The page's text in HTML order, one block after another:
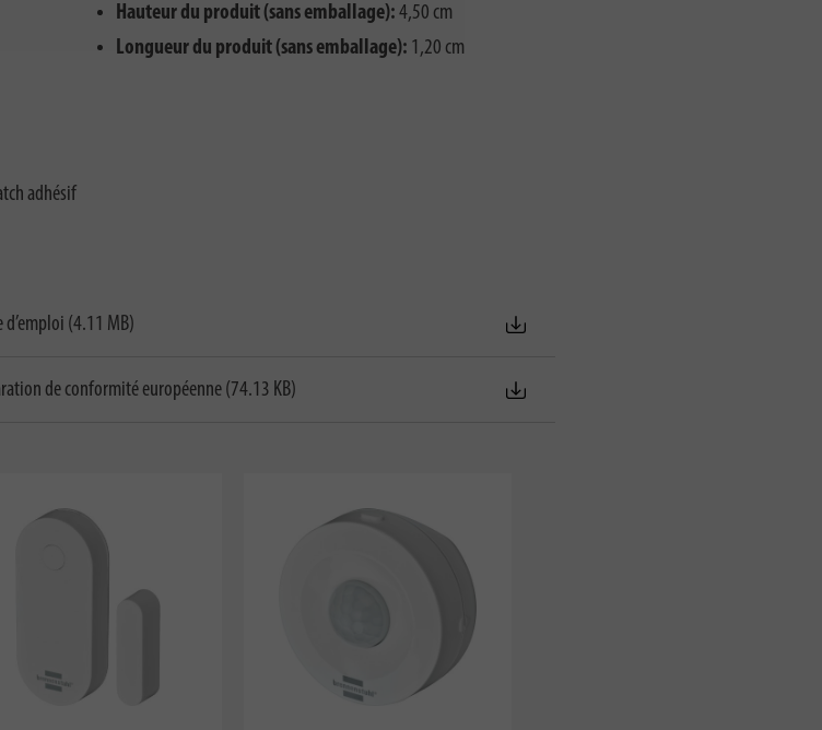
Hauteur du produit (sans emballage): 4,50 cm
Longueur du produit (sans emballage): 1,20 cm
adhésif
d’emploi (4.11 MB)
de conformité européenne (74.13 KB)